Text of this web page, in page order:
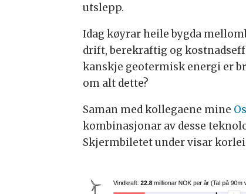
utslepp.
Idag køyrar heile bygda
drift, berekraftig og
kanskje geotermisk energi er
om alt dette?
Saman med kollegaene mine
kombinasjonar av desse
Skjermbiletet under visar